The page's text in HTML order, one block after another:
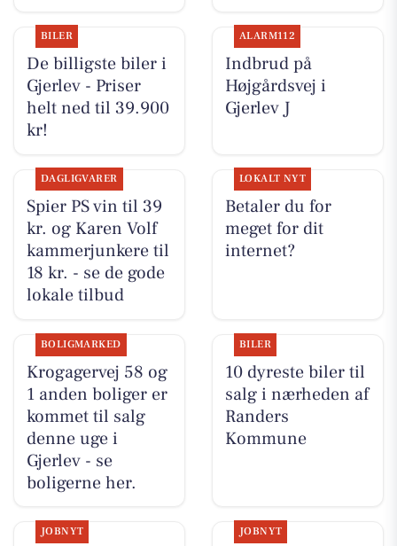
BILER
De billigste biler i
Gjerlev - Priser
helt ned til 39.900
kr!
ALARM112
Indbrud på
Højgårdsvej i
Gjerlev J
DAGLIGVARER
Spier PS vin til 39
kr. og Karen Volf
kammerjunkere til
18 kr. - se de gode
lokale tilbud
LOKALT NYT
Betaler du for
meget for dit
internet?
BOLIGMARKED
Krogagervej 58 og
1 anden boliger er
kommet til salg
denne uge i
Gjerlev - se
boligerne her.
BILER
10 dyreste biler til
salg i nærheden af
Randers
Kommune
JOBNYT JOBNYT